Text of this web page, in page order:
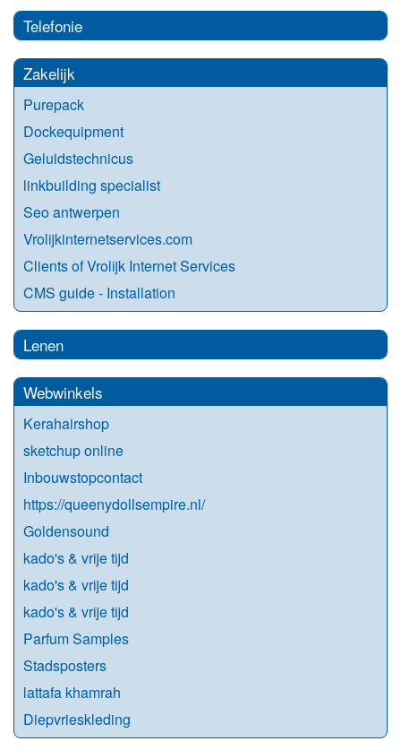
Telefonie
Zakelijk
Purepack
Dockequipment
Geluidstechnicus
linkbuilding specialist
Seo antwerpen
Vrolijkinternetservices.com
Clients of Vrolijk Internet Services
CMS guide - Installation
Lenen
Webwinkels
Kerahairshop
sketchup online
Inbouwstopcontact
https://queenydollsempire.nl/
Goldensound
kado's & vrije tijd
kado's & vrije tijd
kado's & vrije tijd
Parfum Samples
Stadsposters
lattafa khamrah
Diepvrieskleding